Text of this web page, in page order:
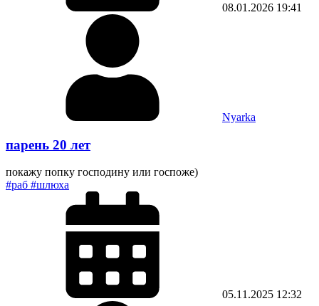
08.01.2026 19:41
Nyarka
парень 20 лет
покажу попку господину или госпоже)
#раб #шлюха
05.11.2025 12:32